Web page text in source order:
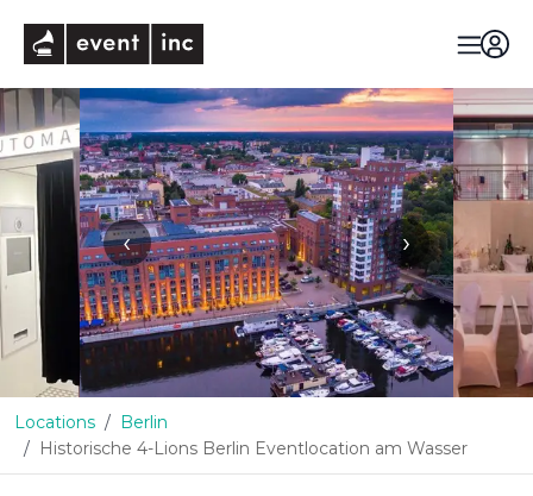
‹ ›
Locations
Berlin
Historische 4-Lions Berlin Eventlocation am Wasser